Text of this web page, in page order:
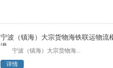
宁波（镇海）大宗货物海铁联运物流
港
宁波（镇海）大宗货物海...
详情